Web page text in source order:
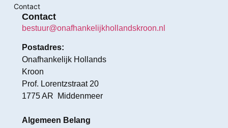
Contact
Contact
bestuur@onafhankelijkhollandskroon.nl
Postadres:
Onafhankelijk Hollands
Kroon
Prof. Lorentzstraat 20
1775 AR Middenmeer
Algemeen Belang